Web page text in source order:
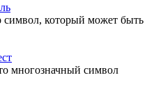
который может быть
многозначный символ